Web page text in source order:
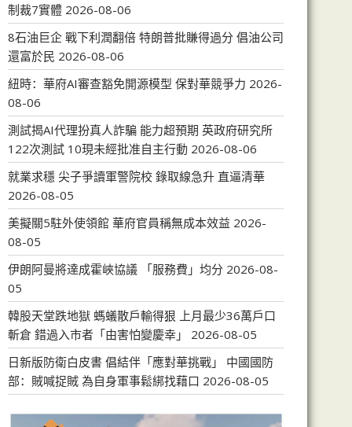
制裁7實體 2026-08-06
8石油巨企 戰下利潤翻倍 特朗普批賺得過分 倡油公司
還富於民 2026-08-06
紐時：華府AI審查豁免開源模型 保對華競爭力 2026-
08-06
測試揭AI代理扮真人詐騙 能力超預期 英政府研究所
122次測試 10現未經批准自主行動 2026-08-06
就業求穩 尖子爭讀軍警院校 錄取線急升 直逼清華
2026-08-05
美擬關5駐外使領館 華府官員稱無成本效益 2026-
08-05
伊朗阿曼將達成霍峽協議 「服務費」均分 2026-08-
05
韓股天堂跌地獄 螞蟻散戶輸得狠 上月最少36萬戶口
斬倉 錯過入市者「由害怕變慶幸」
2026-08-05
日新版防衛白皮書 倡結伴「應對華挑戰」 中國國防
部：賊喊捉賊 為自身軍事鬆綁找藉口 2026-08-05